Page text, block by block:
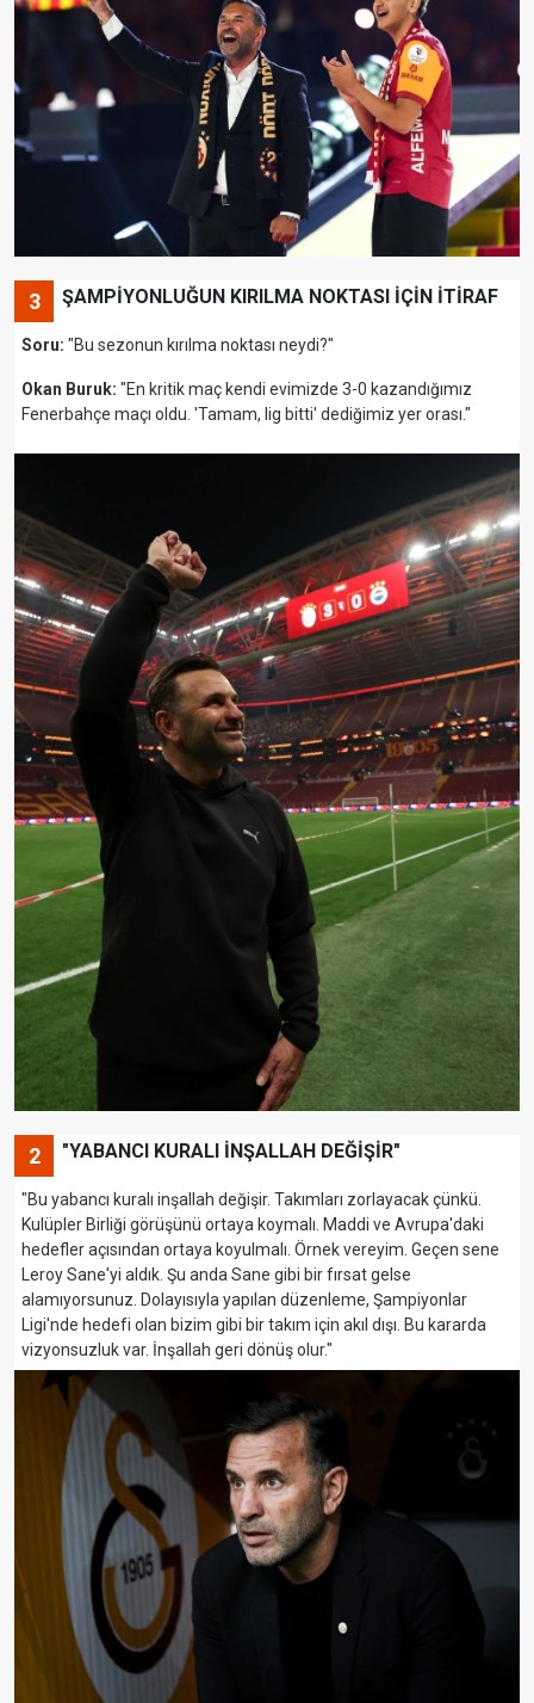
3 ŞAMPİYONLUĞUN KIRILMA NOKTASI İÇİN İTİRAF
Soru: "Bu sezonun kırılma noktası neydi?"
Okan Buruk: "En kritik maç kendi evimizde 3-0 kazandığımız
Fenerbahçe maçı oldu. 'Tamam, lig bitti' dediğimiz yer orası."
2 "YABANCI KURALI İNŞALLAH DEĞİŞİR"
"Bu yabancı kuralı inşallah değişir. Takımları zorlayacak çünkü.
Kulüpler Birliği görüşünü ortaya koymalı. Maddi ve Avrupa'daki
hedefler açısından ortaya koyulmalı. Örnek vereyim. Geçen sene
Leroy Sane'yi aldık. Şu anda Sane gibi bir fırsat gelse
alamıyorsunuz. Dolayısıyla yapılan düzenleme, Şampiyonlar
Ligi'nde hedefi olan bizim gibi bir takım için akıl dışı. Bu kararda
vizyonsuzluk var. İnşallah geri dönüş olur."